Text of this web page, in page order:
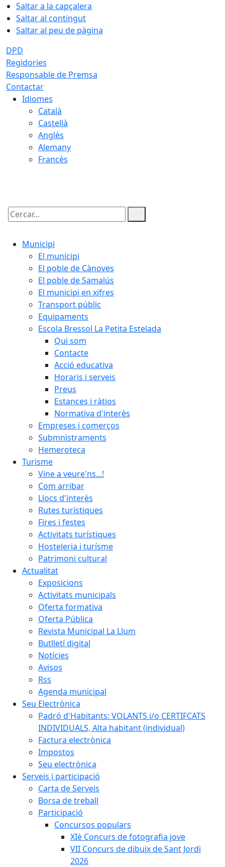
Saltar a la capçalera
Saltar al contingut
Saltar al peu de pàgina
DPD
Regidories
Responsable de Premsa
Contactar
Idiomes
Català
Castellà
Anglès
Alemany
Francès
Cercar:
Municipi
El municipi
El poble de Cànoves
El poble de Samalús
El municipi en xifres
Transport públic
Equipaments
Escola Bressol La Petita Estelada
Qui som
Contacte
Acció educativa
Horaris i serveis
Preus
Estances i ràtios
Normativa d'interès
Empreses i comerços
Submnistraments
Hemeroteca
Turisme
Vine a veure'ns...!
Com arribar
Llocs d'interès
Rutes turístiques
Fires i festes
Activitats turístiques
Hosteleria i turísme
Patrimoni cultural
Actualitat
Exposicions
Activitats municipals
Oferta formativa
Oferta Pública
Revista Municipal La Llum
Butlletí digital
Notícies
Avisos
Rss
Agenda municipal
Seu Electrònica
Padró d'Habitants: VOLANTS i/o CERTIFCATS
INDIVIDUALS, Alta habitant (individual)
Factura electrònica
Impostos
Seu electrònica
Serveis i participació
Carta de Serveis
Borsa de treball
Participació
Concursos populars
XIè Concurs de fotografia jove
VII Concurs de dibuix de Sant Jordi
2026